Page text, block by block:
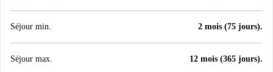
Séjour min. 2 mois (75 jours).
Séjour max. 12 mois (365 jours).